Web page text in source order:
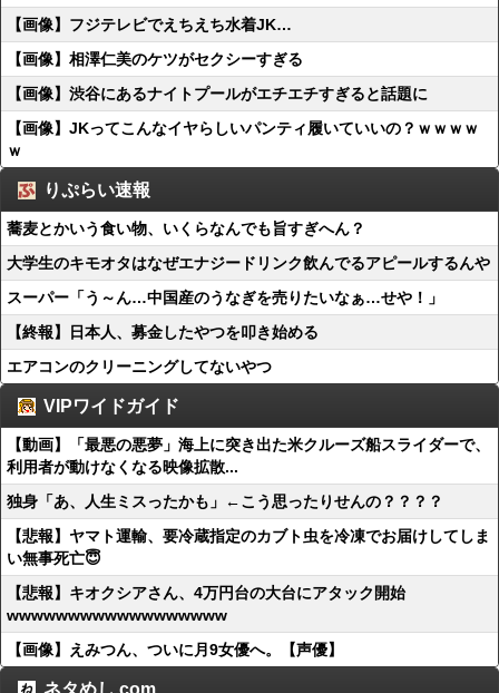
【画像】フジテレビでえちえち水着JK…
【画像】相澤仁美のケツがセクシーすぎる
【画像】渋谷にあるナイトプールがエチエチすぎると話題に
【画像】JKってこんなイヤらしいパンティ履いていいの？ｗｗｗｗ
ｗ
りぷらい速報
蕎麦とかいう食い物、いくらなんでも旨すぎへん？
大学生のキモオタはなぜエナジードリンク飲んでるアピールするんや
スーパー「う～ん…中国産のうなぎを売りたいなぁ…せや！」
【終報】日本人、募金したやつを叩き始める
エアコンのクリーニングしてないやつ
VIPワイドガイド
【動画】「最悪の悪夢」海上に突き出た米クルーズ船スライダーで、
利用者が動けなくなる映像拡散...
独身「あ、人生ミスったかも」←こう思ったりせんの？？？？
【悲報】ヤマト運輸、要冷蔵指定のカブト虫を冷凍でお届けしてしま
い無事死亡😇
【悲報】キオクシアさん、4万円台の大台にアタック開始
wwwwwwwwwwwwwwwwww
【画像】えみつん、ついに月9女優へ。【声優】
ネタめし.com